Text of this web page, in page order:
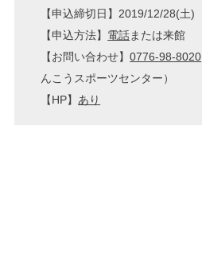
【申込締切日】2019/12/28(土)
【申込方法】 電話または来館
【お問い合わせ】0776-98-8020
んこうスポーツセンター）
【HP】あり